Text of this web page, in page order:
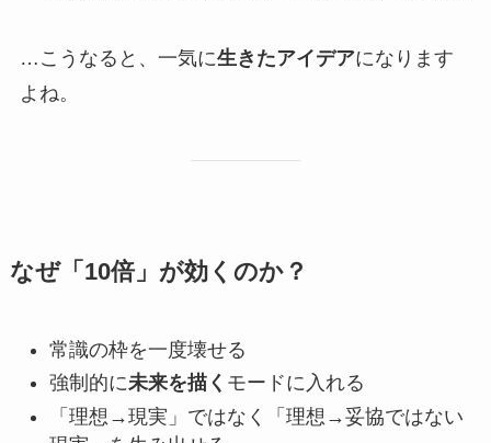
…こうなると、一気に生きたアイデアになります
よね。
なぜ「10倍」が効くのか？
常識の枠を一度壊せる
強制的に未来を描く モードに入れる
「理想→現実」ではなく「理想→妥協ではない